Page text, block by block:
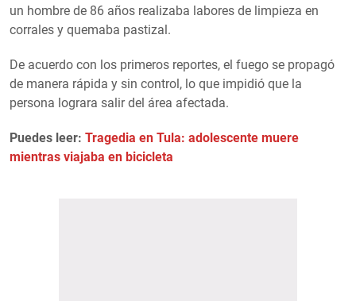
un hombre de 86 años realizaba labores de limpieza en
corrales y quemaba pastizal.
De acuerdo con los primeros reportes, el fuego se propagó
de manera rápida y sin control, lo que impidió que la
persona lograra salir del área afectada.
Puedes leer: Tragedia en Tula: adolescente muere
mientras viajaba en bicicleta